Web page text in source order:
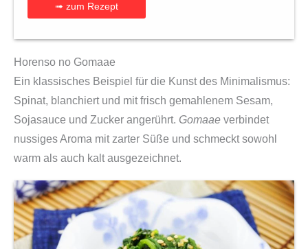
➟ zum Rezept
Horenso no Gomaae
Ein klassisches Beispiel für die Kunst des Minimalismus:
Spinat, blanchiert und mit frisch gemahlenem Sesam,
Sojasauce und Zucker angerührt. Gomaae verbindet
nussiges Aroma mit zarter Süße und schmeckt sowohl
warm als auch kalt ausgezeichnet.